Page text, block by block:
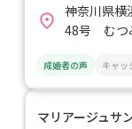
神奈川県横
48号 むつ
成婚者の声 キャッ
マリアージュサ